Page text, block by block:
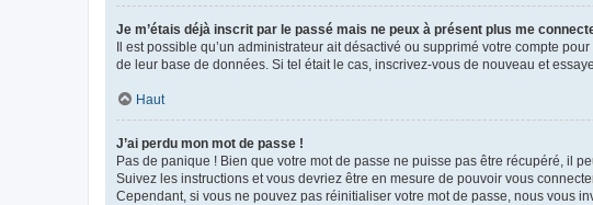
Je m’étais déjà inscrit par le passé mais ne peux à présent plus me
Il est possible qu’un administrateur ait désactivé ou supprimé votre compte
de leur base de données. Si tel était le cas, inscrivez-vous de nouveau et
Haut
J’ai perdu mon mot de passe !
Pas de panique ! Bien que votre mot de passe ne puisse pas être récupéré, il
Suivez les instructions et vous devriez être en mesure de pouvoir vous
Cependant, si vous ne pouvez pas réinitialiser votre mot de passe, nous vous